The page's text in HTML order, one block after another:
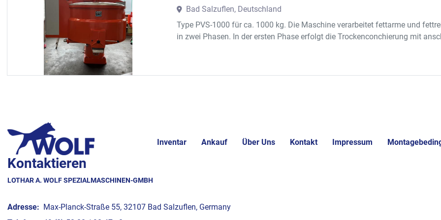
-S30246
Type IQ,
-S30247
-S30248
-S30251
Bad Salzuflen, Deutschland
Type PVS-1000 für ca. 1000 kg. Die Maschine verarbeitet fettarme und
in zwei Phasen. In der ersten Phase erfolgt die Trockenconchierung mit
Inventar Ankauf Über Uns Kontakt Impressum
Kontaktieren
LOTHAR A. WOLF SPEZIALMASCHINEN-GMBH
Adresse: Max-Planck-Straße 55, 32107 Bad Salzuflen, Germany